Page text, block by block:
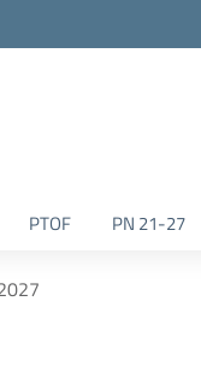
PTOF PN 21-27